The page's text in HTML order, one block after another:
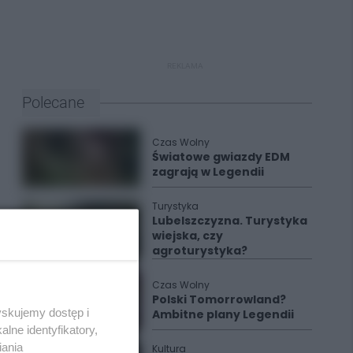
Polecane
Czas Wolny
Światowe gwiazdy EDM
zagrają w Legendii
Turystyka
Lubelszczyzna. Turystyka
wiejska, czy
agroturystyka?
Czas Wolny
Polski Tomorrowland?
Ambitne plany Legendii
Kultura
dostęp i
identyfikatory,